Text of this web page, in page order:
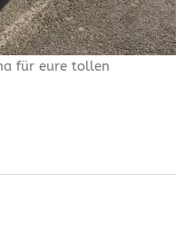
für eure tollen